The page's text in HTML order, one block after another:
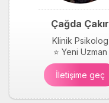
Çağda Çakır
Klinik Psikolog
⭐ Yeni Uzman
İletişime geç